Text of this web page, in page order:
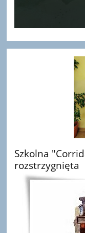
Szkolna
rozstrzygnięta